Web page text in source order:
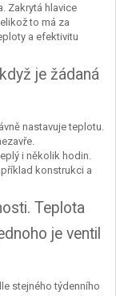
Zakrytá hlavice
to má za
a efektivitu
je žádaná
nastavuje teplotu.
i několik hodin.
konstrukci a
Teplota
je ventil
stejného týdenního